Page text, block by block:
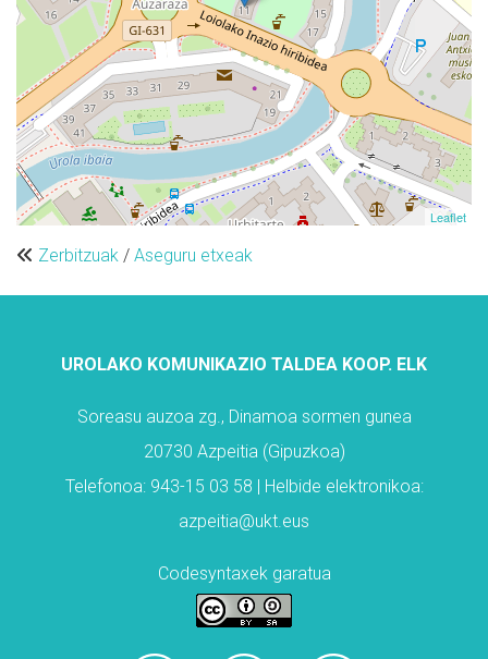
Leaflet
Zerbitzuak / Aseguru etxeak
UROLAKO KOMUNIKAZIO TALDEA KOOP. ELK
Soreasu auzoa zg., Dinamoa sormen gunea
20730 Azpeitia (Gipuzkoa)
Telefonoa: 943-15 03 58 | Helbide elektronikoa:
azpeitia@ukt.eus
Codesyntaxek garatua